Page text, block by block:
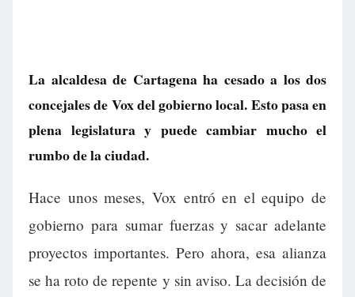
La alcaldesa de Cartagena ha cesado a los dos
concejales de Vox del gobierno local. Esto pasa en
plena legislatura y puede cambiar mucho el
rumbo de la ciudad.
Hace unos meses, Vox entró en el equipo de
gobierno para sumar fuerzas y sacar adelante
proyectos importantes. Pero ahora, esa alianza
se ha roto de repente y sin aviso. La decisión de